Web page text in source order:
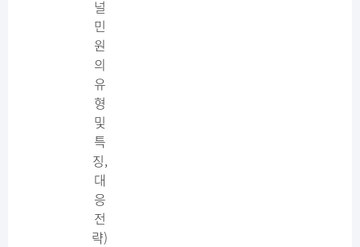
널
민
원
의
유
형
및
특
징,
대
응
전
략)